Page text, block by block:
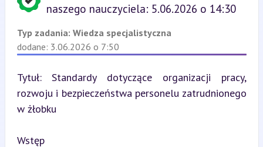
naszego nauczyciela: 5.06.2026 o 14:30
Typ zadania: Wiedza specjalistyczna
dodane: 3.06.2026 o 7:50
Tytuł: Standardy dotyczące organizacji pracy,
rozwoju i bezpieczeństwa personelu zatrudnionego
w żłobku
Wstęp